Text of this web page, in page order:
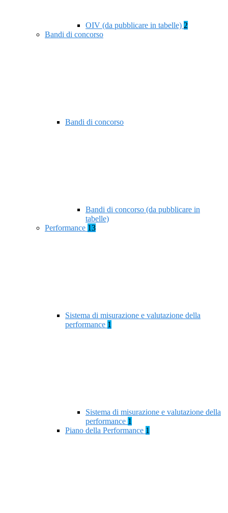
OIV (da pubblicare in tabelle) 2
Bandi di concorso
Bandi di concorso
Bandi di concorso (da pubblicare in
tabelle)
Performance 13
Sistema di misurazione e valutazione della
performance 1
Sistema di misurazione e valutazione della
performance 1
Piano della Performance 1